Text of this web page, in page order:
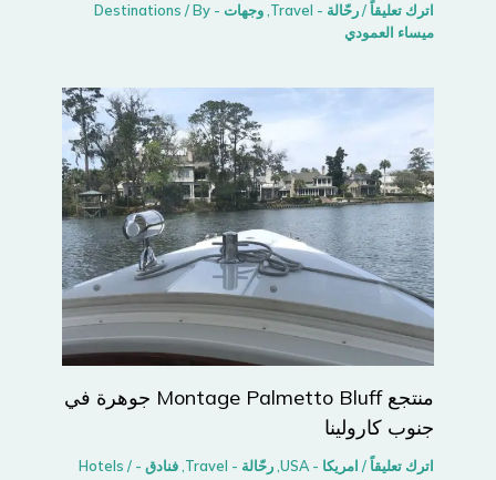
اترك تعليقاً /رحّالة - Travel ,وجهات - Destinations/ By
ميساء العمودي
منتجع Montage Palmetto Bluff جوهرة في
جنوب كارولينا
اترك تعليقاً / امريكا - USA ,رحّالة - Travel ,فنادق - Hotels/